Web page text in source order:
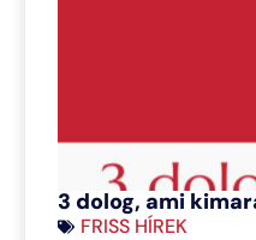
3 dolog, ami
FRISS HÍREK